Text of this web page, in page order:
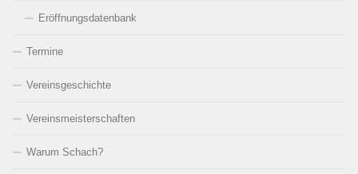
Eröffnungsdatenbank
Termine
Vereinsgeschichte
Vereinsmeisterschaften
Warum Schach?